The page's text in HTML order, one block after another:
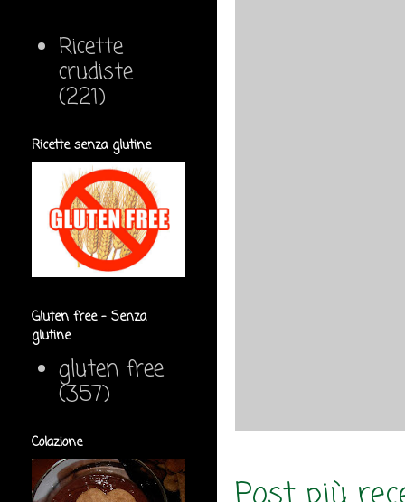
Ricette
crudiste
(221)
Ricette senza glutine
Gluten free - Senza
glutine
gluten free
(357)
Colazione